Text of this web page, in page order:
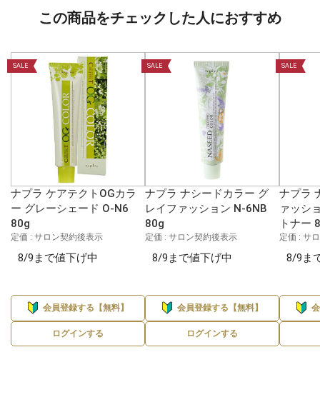
この商品をチェックした人におすすめ
SALE
ナプラ ケアテクトOGカラ
ー グレーシェード O-N6
80g
定価 : サロン契約後表示
8/9まで値下げ中
会員登録する【無料】
ログインする
SALE
ナプラ ナシードカラー グ
レイファッション N-6NB
80g
定価 : サロン契約後表示
8/9まで値下げ中
会員登録する【無料】
ログインする
SALE
ナプラ
ァッシ
トナー
定価 : サ
8/9ま